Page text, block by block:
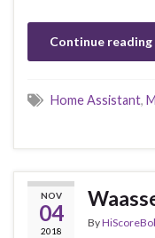
Continue reading
Home Assistant,
NOV
04
2018
By